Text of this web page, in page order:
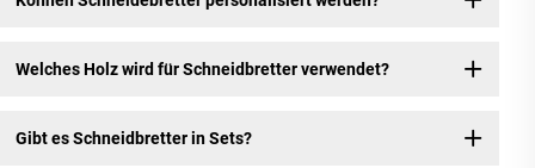
Welches Holz wird für Schneidbretter verwendet?
Gibt es Schneidbretter in Sets?